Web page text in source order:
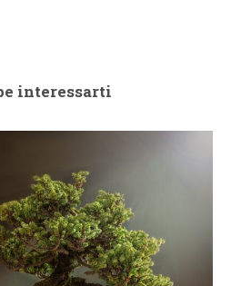
interessarti